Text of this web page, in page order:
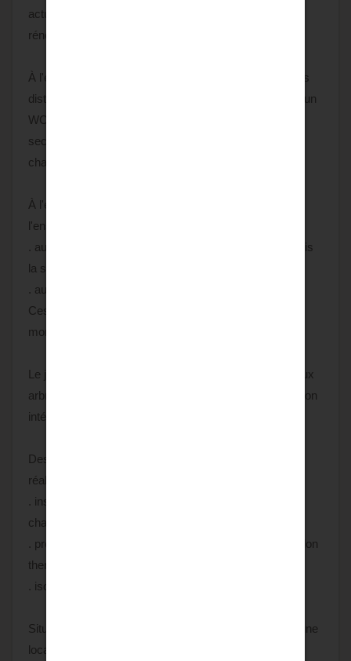
actuellement aménagé en buanderie, également à
rénover.
À l'étage, un large dégagement aux poutres apparentes
distribue quatre grandes chambres, une salle de bain, un
WC séparé et un spacieux bureau bénéficiant d'un
second escalier permettant de rejoindre le rez-de-
chaussée.
À l'extérieur, deux superbes préaux complètent
l'ensemble :
. au sud, un espace couvert de 73 m² accessible depuis
la salle à manger,
. au nord, un second préau de 62 m² relié au séjour.
Ces espaces généreux se prêtent parfaitement à des
moments conviviaux et à la réception.
Le jardin, sans vis-à-vis, abrite un potager, de nombreux
arbres et une piscine de 7 m x 3 m à réhabiliter dans son
intégralité, offrant ainsi un véritable havre de paix.
Des travaux d'amélioration énergétique ont déjà été
réalisés :
. installation d'une pompe à chaleur air/eau pour le
chauffage,
. production d'eau chaude sanitaire assurée par un ballon
thermodynamique,
. isolation des combles.
Située en lisière du village, cette propriété bénéficie d'une
localisation idéale : à seulement 10 km de Lisle-en-